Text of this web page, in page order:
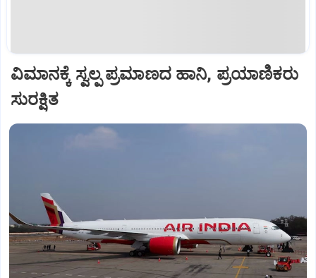
ವಿಮಾನಕ್ಕೆ ಸ್ವಲ್ಪ ಪ್ರಮಾಣದ ಹಾನಿ, ಪ್ರಯಾಣಿಕರು
ಸುರಕ್ಷಿತ